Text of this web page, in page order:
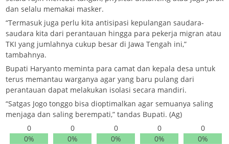
dan selalu memakai masker.
“Termasuk juga perlu kita antisipasi kepulangan saudara-
saudara kita dari perantauan hingga para pekerja migran atau
TKI yang jumlahnya cukup besar di Jawa Tengah ini,”
tambahnya.
Bupati Haryanto meminta para camat dan kepala desa untuk
terus memantau warganya agar yang baru pulang dari
perantauan dapat melakukan isolasi secara mandiri.
“Satgas Jogo tonggo bisa dioptimalkan agar semuanya saling
menjaga dan saling berempati,” tandas Bupati. (Ag)
0
0%
0
0%
0
0%
0
0%
0
0%